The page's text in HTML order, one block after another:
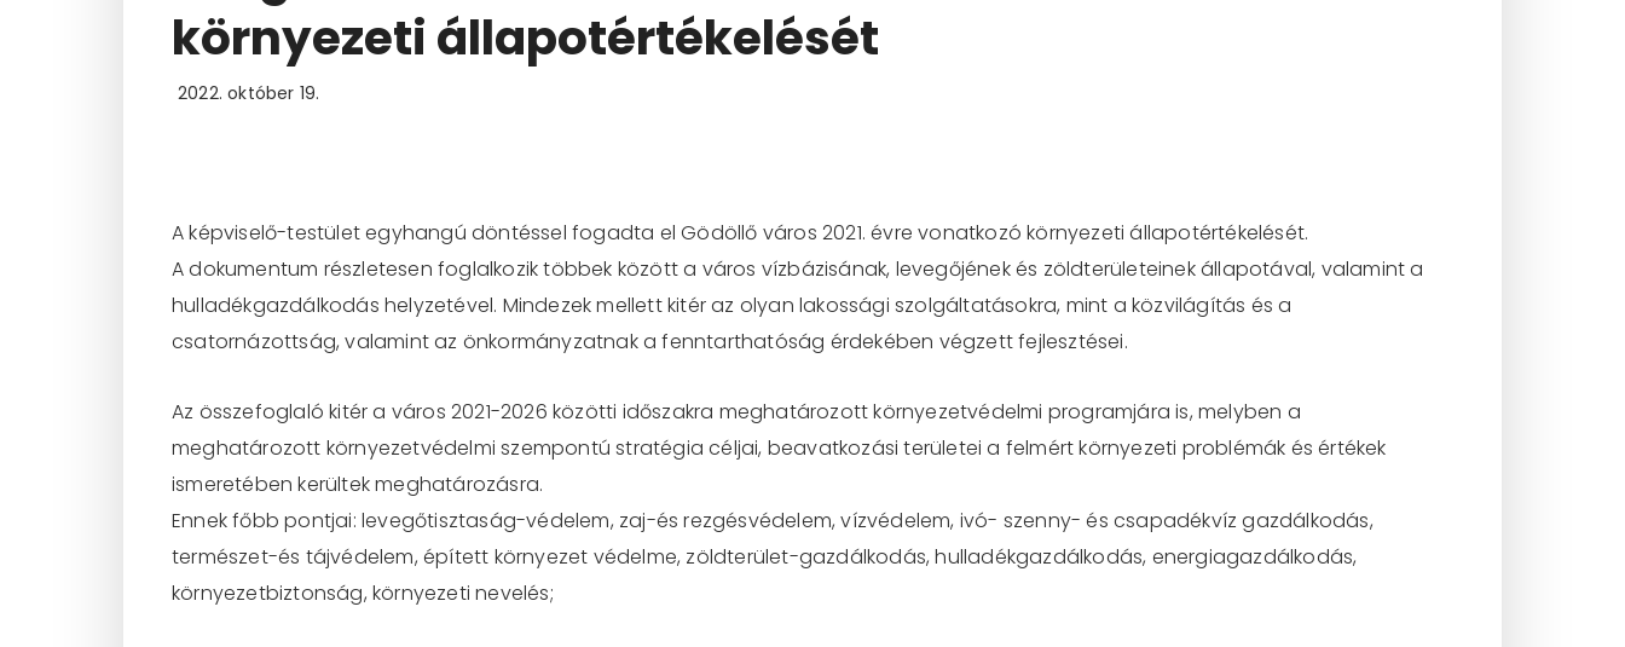
környezeti állapotértékelését
2022. október 19.
A képviselő-testület egyhangú döntéssel fogadta el Gödöllő város 2021. évre vonatkozó környezeti állapotértékelését.
A dokumentum részletesen foglalkozik többek között a város vízbázisának, levegőjének és zöldterületeinek állapotával, valamint a
hulladékgazdálkodás helyzetével. Mindezek mellett kitér az olyan lakossági szolgáltatásokra, mint a közvilágítás és a
csatornázottság, valamint az önkormányzatnak a fenntarthatóság érdekében végzett fejlesztései.
Az összefoglaló kitér a város 2021-2026 közötti időszakra meghatározott környezetvédelmi programjára is, melyben a
meghatározott környezetvédelmi szempontú stratégia céljai, beavatkozási területei a felmért környezeti problémák és értékek
ismeretében kerültek meghatározásra.
Ennek főbb pontjai: levegőtisztaság-védelem, zaj-és rezgésvédelem, vízvédelem, ivó- szenny- és csapadékvíz gazdálkodás,
természet-és tájvédelem, épített környezet védelme, zöldterület-gazdálkodás, hulladékgazdálkodás, energiagazdálkodás,
környezetbiztonság, környezeti nevelés;